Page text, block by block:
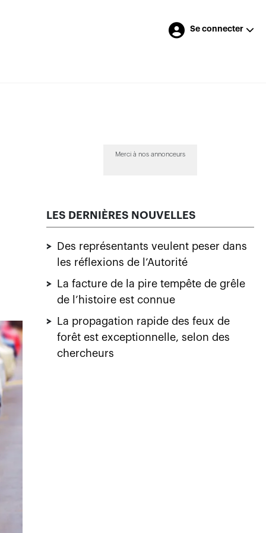
Se connecter
Merci à nos annonceurs
LES DERNIÈRES NOUVELLES
>
Des représentants veulent peser dans
les réflexions de l’Autorité
>
La facture de la pire tempête de grêle
de l’histoire est connue
>
La propagation rapide des feux de
forêt est exceptionnelle, selon des
chercheurs